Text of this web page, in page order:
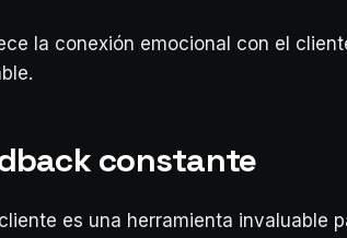
la conexión emocional con el
constante
es una herramienta invaluable